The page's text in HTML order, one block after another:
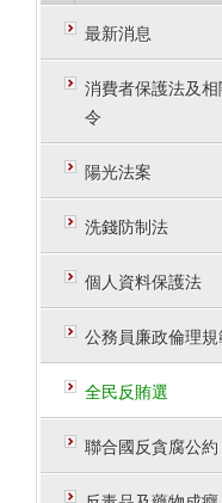
最新消息
消費者保護法及
令
陽光法案
洗錢防制法
個人資料保護法
公務員廉政倫理
全民反賄選
聯合國反貪腐公約